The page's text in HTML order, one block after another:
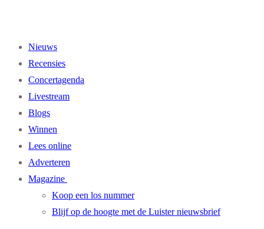
Nieuws
Recensies
Concertagenda
Livestream
Blogs
Winnen
Lees online
Adverteren
Magazine
Koop een los nummer
Blijf op de hoogte met de Luister nieuwsbrief